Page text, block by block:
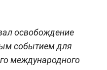
освобождение
событием для
международного